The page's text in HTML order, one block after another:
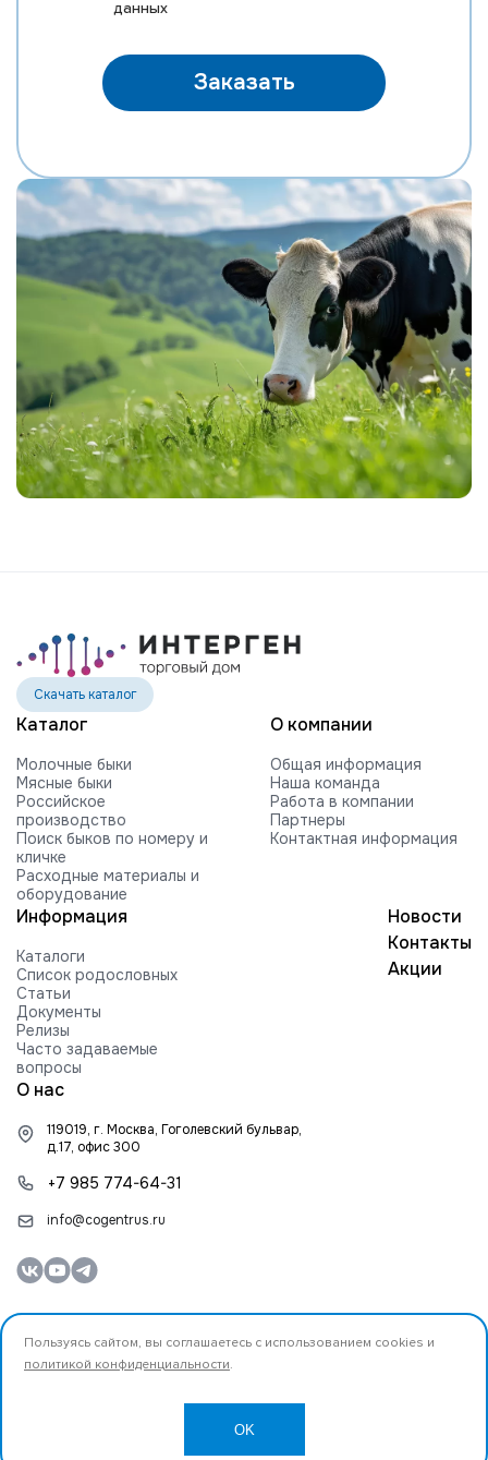
данных
Заказать
Скачать каталог
Каталог
Молочные быки
Мясные быки
Российское
производство
Поиск быков по номеру и
кличке
Расходные материалы и
оборудование
О компании
Общая информация
Наша команда
Работа в компании
Партнеры
Контактная информация
Информация
Каталоги
Список родословных
Статьи
Документы
Релизы
Часто задаваемые
вопросы
Новости
Контакты
Акции
О нас
119019, г. Москва, Гоголевский бульвар,
д.17, офис 300
+7 985 774-64-31
info@cogentrus.ru
Пользуясь сайтом, вы соглашаетесь с использованием cookies и
политикой конфиденциальности.
OK